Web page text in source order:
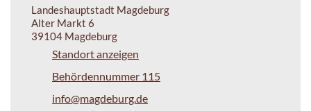
Landeshauptstadt Magdeburg
Alter Markt 6
39104 Magdeburg
Standort anzeigen
Behördennummer 115
info@magdeburg.de